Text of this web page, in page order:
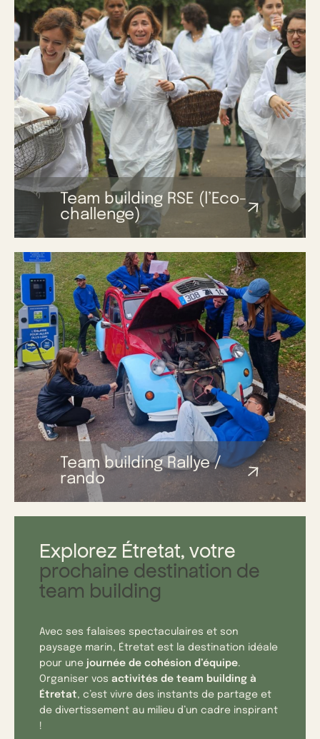
Team building RSE (l’Eco-
challenge)
Team building Rallye /
rando
Explorez Étretat, votre
prochaine destination de
team building
Avec ses falaises spectaculaires et son
paysage marin, Étretat est la destination idéale
pour une journée de cohésion d’équipe.
Organiser vos activités de team building à
Étretat, c’est vivre des instants de partage et
de divertissement au milieu d’un cadre inspirant
!